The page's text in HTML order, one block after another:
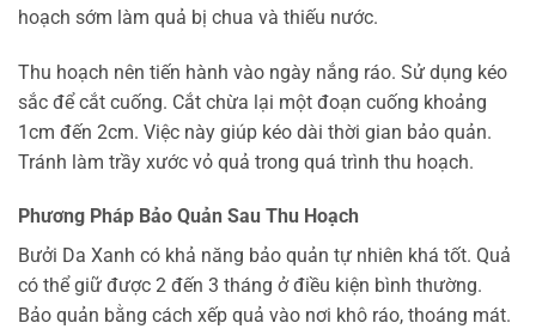
hoạch sớm làm quả bị chua và thiếu nước.
Thu hoạch nên tiến hành vào ngày nắng ráo. Sử dụng kéo
sắc để cắt cuống. Cắt chừa lại một đoạn cuống khoảng
1cm đến 2cm. Việc này giúp kéo dài thời gian bảo quản.
Tránh làm trầy xước vỏ quả trong quá trình thu hoạch.
Phương Pháp Bảo Quản Sau Thu Hoạch
Bưởi Da Xanh có khả năng bảo quản tự nhiên khá tốt. Quả
có thể giữ được 2 đến 3 tháng ở điều kiện bình thường.
Bảo quản bằng cách xếp quả vào nơi khô ráo, thoáng mát.